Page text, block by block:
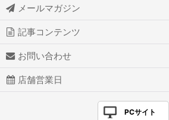
メールマガジン
記事コンテンツ
お問い合わせ
店舗営業日
PCサイト